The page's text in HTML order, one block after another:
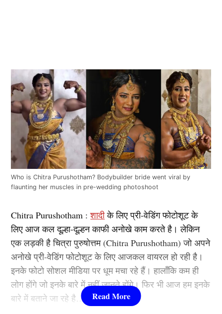
Who is Chitra Purushotham? Bodybuilder bride went viral by
flaunting her muscles in pre-wedding photoshoot
Chitra Purushotham :शादीके लिए प्री-वेडिंग फोटोशूट के
लिए आज कल दूल्हा-दूल्हन काफी अनोखे काम करते है। लेकिन
एक लड़की है चित्रा पुरुषोत्तम (Chitra Purushotham) जो अपने
अनोखे प्री-वेडिंग फोटोशूट के लिए आजकल वायरल हो रही है।
इनके फोटो सोशल मीडिया पर धूम मचा रहे हैं। हालाँकि कम ही
लोग होंगे जो इनके बारे में नहीं जानते होंगे। फिर भी आज हम इनके
बारे में बताने जा रहे है….